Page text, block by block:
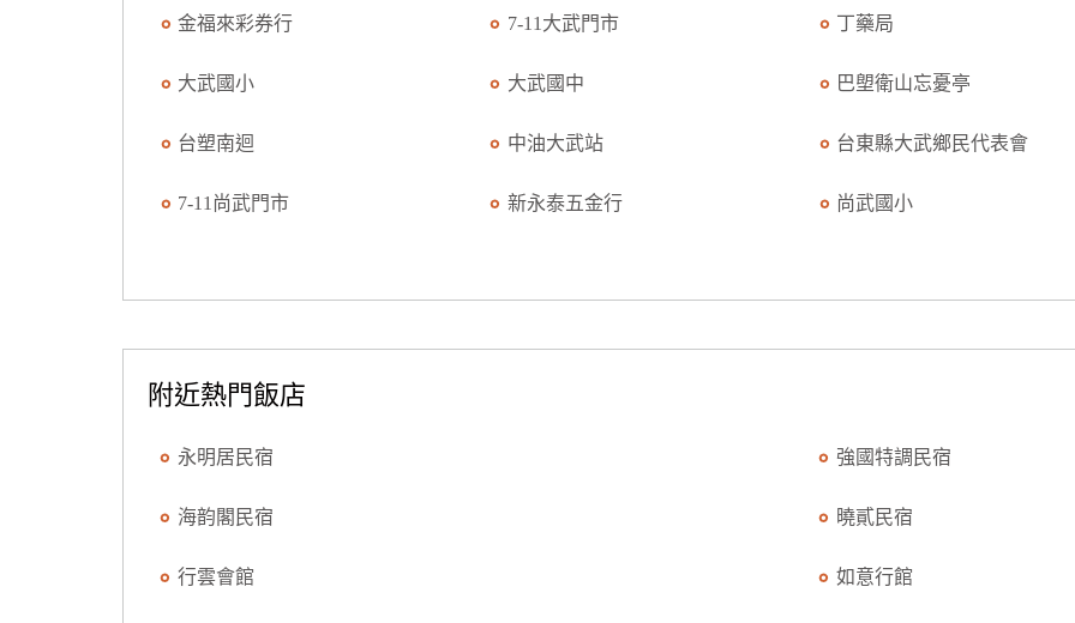
金福來彩券行 7-11大武門市 丁藥局
大武國小 大武國中 巴塱衛山忘憂亭
台塑南迴 中油大武站 台東縣大武鄉民代表會
7-11尚武門市 新永泰五金行 尚武國小
附近熱門飯店
永明居民宿 強國特調民宿
海韵閣民宿 曉貳民宿
行雲會館 如意行館